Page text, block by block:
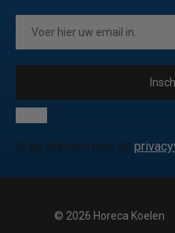
Ik ga akkoord met de
© 2026 Horeca Koelen